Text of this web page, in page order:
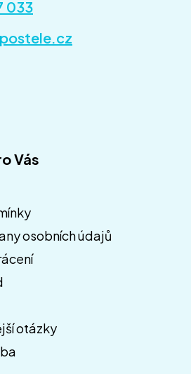
á
p
a
033
Vás
osobních údajů
otázky